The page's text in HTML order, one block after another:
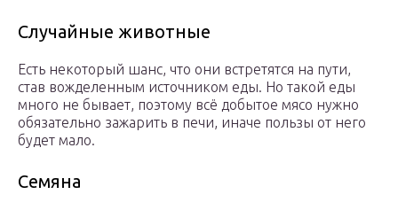
Случайные животные
Есть некоторый шанс, что они встретятся на пути,
став вожделенным источником еды. Но такой еды
много не бывает, поэтому всё добытое мясо нужно
обязательно зажарить в печи, иначе пользы от него
будет мало.
Семяна